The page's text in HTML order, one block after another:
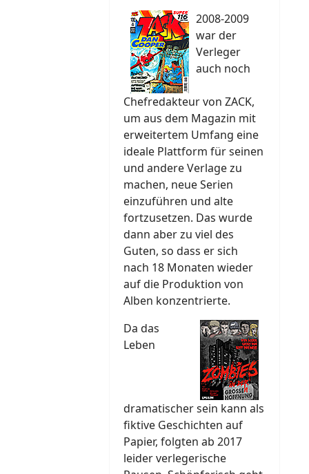
2008-2009
war der
Verleger
auch noch
Chefredakteur von ZACK,
um aus dem Magazin mit
erweitertem Umfang eine
ideale Plattform für seinen
und andere Verlage zu
machen, neue Serien
einzuführen und alte
fortzusetzen. Das wurde
dann aber zu viel des
Guten, so dass er sich
nach 18 Monaten wieder
auf die Produktion von
Alben konzentrierte.
Da das
Leben
dramatischer sein kann als
fiktive Geschichten auf
Papier, folgten ab 2017
leider verlegerische